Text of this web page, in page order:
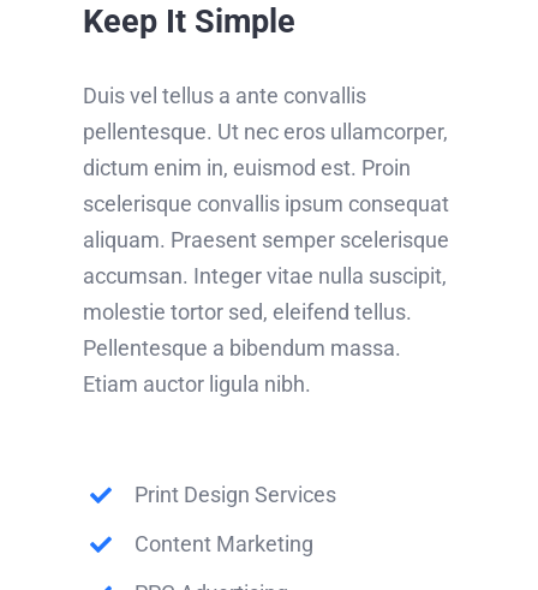
Keep It Simple
Duis vel tellus a ante convallis
pellentesque. Ut nec eros ullamcorper,
dictum enim in, euismod est. Proin
scelerisque convallis ipsum consequat
aliquam. Praesent semper scelerisque
accumsan. Integer vitae nulla suscipit,
molestie tortor sed, eleifend tellus.
Pellentesque a bibendum massa.
Etiam auctor ligula nibh.
Print Design Services
Content Marketing